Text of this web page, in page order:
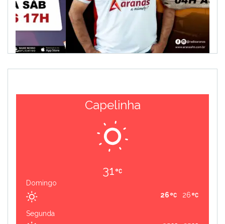
Capelinha
31
Domingo
26
26
Segunda